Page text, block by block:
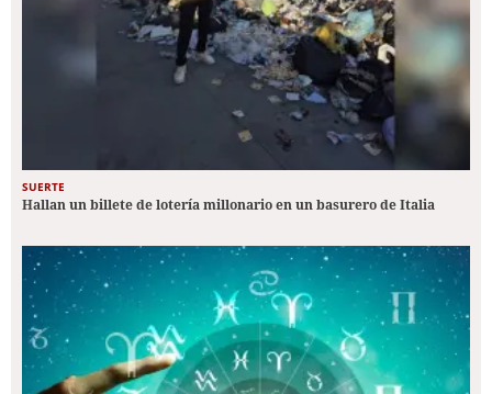
SUERTE
Hallan un billete de lotería millonario en un basurero de Italia